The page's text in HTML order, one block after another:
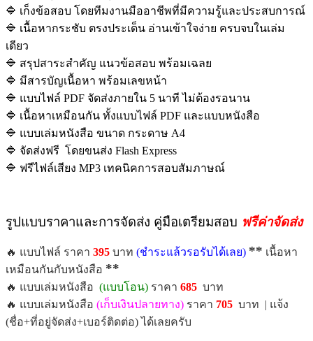
🔷 เก็งข้อสอบ โดยทีมงานมืออาชีพที่มีความรู้และประสบการณ์
🔷 เนื้อหากระชับ ตรงประเด็น อ่านเข้าใจง่าย ครบจบในเล่ม
เดียว
🔷 สรุปสาระสำคัญ แนวข้อสอบ พร้อมเฉลย
🔷 มีสารบัญเนื้อหา พร้อมเลขหน้า
🔷 แบบไฟล์ PDF จัดส่งภายใน 5 นาที ไม่ต้องรอนาน
🔷 เนื้อหาเหมือนกัน ทั้งแบบไฟล์ PDF และแบบหนังสือ
🔷 แบบเล่มหนังสือ ขนาด กระดาษ A4
🔷 จัดส่งฟรี โดยขนส่ง Flash Express
🔷 ฟรีไฟล์เสียง MP3 เทคนิคการสอบสัมภาษณ์
รูปแบบราคาและการจัดส่ง คู่มือเตรียมสอบ ฟรีค่าจัดส่ง
🔥 แบบไฟล์ ราคา 395 บาท (ชำระแล้วรอรับได้เลย) ** เนื้อหา
เหมือนกันกับหนังสือ **
🔥 แบบเล่มหนังสือ (แบบโอน) ราคา 685 บาท
🔥 แบบเล่มหนังสือ (เก็บเงินปลายทาง) ราคา 705 บาท | แจ้ง
(ชื่อ+ที่อยู่จัดส่ง+เบอร์ติดต่อ) ได้เลยครับ